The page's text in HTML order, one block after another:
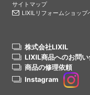
サイトマップ
LIXILリフォームショップ
株式会社LIXIL
LIXIL商品へのお問
商品の修理依頼
Instagram